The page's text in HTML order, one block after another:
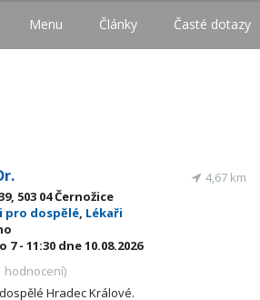
Menu Články Časté dotazy
503 04 Černožice
pro dospělé, Lékaři
7 - 11:30 dne 10.08.2026
hodnocení)
4,67 km
Hradec Králové.